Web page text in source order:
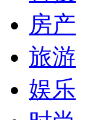
房产
旅游
娱乐